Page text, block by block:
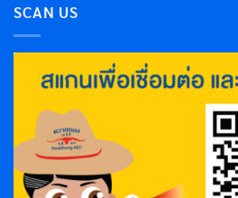
SCAN US